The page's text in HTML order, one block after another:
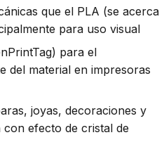
que el PLA (se acerca
para uso visual
para el
del material en impresoras
joyas, decoraciones y
efecto de cristal de